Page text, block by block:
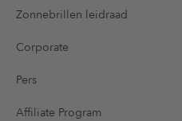
Zonnebrillen leidraad
Corporate
Pers
Affiliate Program